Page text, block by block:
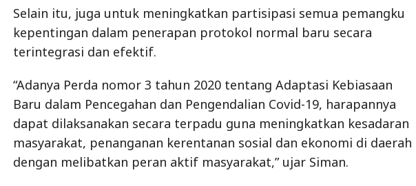
Selain itu, juga untuk meningkatkan partisipasi semua pemangku
kepentingan dalam penerapan protokol normal baru secara
terintegrasi dan efektif.
“Adanya Perda nomor 3 tahun 2020 tentang Adaptasi Kebiasaan
Baru dalam Pencegahan dan Pengendalian Covid-19, harapannya
dapat dilaksanakan secara terpadu guna meningkatkan kesadaran
masyarakat, penanganan kerentanan sosial dan ekonomi di daerah
dengan melibatkan peran aktif masyarakat,” ujar Siman.